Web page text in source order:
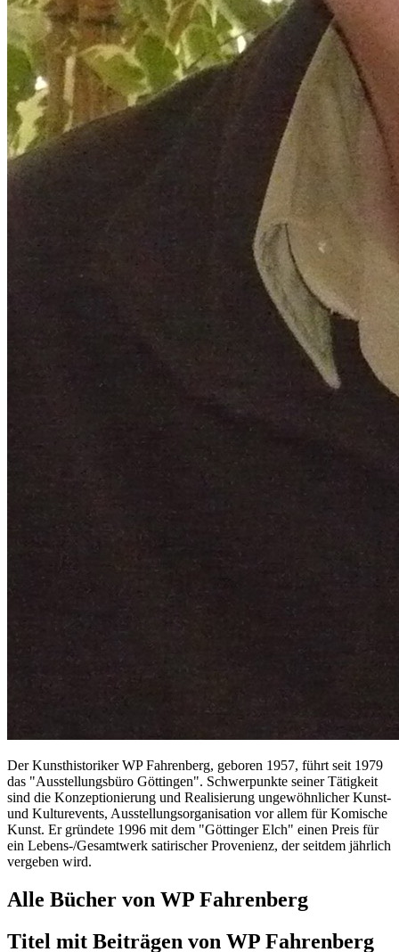
Der Kunsthistoriker WP Fahrenberg, geboren 1957, führt seit 1979
das "Ausstellungsbüro Göttingen". Schwerpunkte seiner Tätigkeit
sind die Konzeptionierung und Realisierung ungewöhnlicher Kunst-
und Kulturevents, Ausstellungsorganisation vor allem für Komische
Kunst. Er gründete 1996 mit dem "Göttinger Elch" einen Preis für
ein Lebens-/Gesamtwerk satirischer Provenienz, der seitdem jährlich
vergeben wird.
Alle Bücher von WP Fahrenberg
Titel mit Beiträgen von WP Fahrenberg